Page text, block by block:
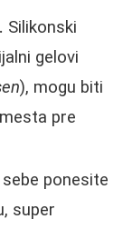
Silikonski
gelovi
), mogu biti
pre
sebe ponesite
super